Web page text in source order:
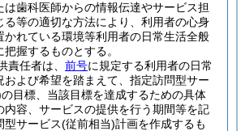
は歯科医師からの情報伝達やサービス担
る等の適切な方法により、利用者の心身
かれている環境等利用者の日常生活全般
握するものとする。
責任者は、 前号に規定する利用者の日常
および希望を踏まえて、指定訪問型サー
の目標、当該目標を達成するための具体
内容、サービスの提供を行う期間等を記
型サービス(従前相当)計画を作成するも